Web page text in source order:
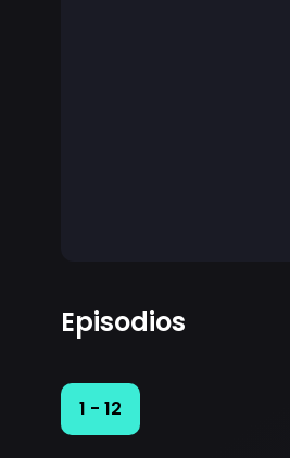
Episodios
1 - 12